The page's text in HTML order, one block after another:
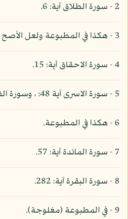
2 - سورة الطلاق آية: 6.
3 - هكذا في المطبوعة ولعل الأصح
4 - سورة الاحقاق آية: 15.
5 - سورة الاسرى آية 48: ، وسورة الفرقان آية 9.
6 - هكذا في المطبوعة.
7 - سورة المائدة آية: 57.
8 - سورة البقرة آية: 282.
9 - في المطبوعة (مغلوجة).